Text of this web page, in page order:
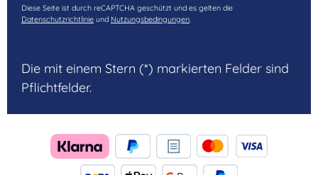
Diese Seite ist durch reCAPTCHA geschützt und es gelten die
Datenschutzrichtlinie und Nutzungsbedingungen
Die mit einem Stern (*) markierten Felder sind
Pflichtfelder.